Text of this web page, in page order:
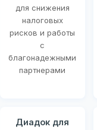
для снижения
налоговых
рисков и работы
с
благонадежными
партнерами
Диадок для